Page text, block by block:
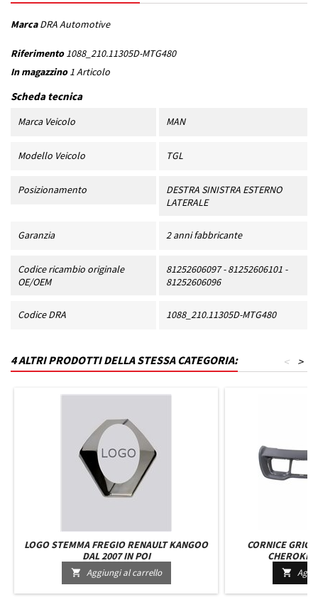
Marca DRA Automotive
Riferimento 1088_210.11305D-MTG480
In magazzino 1 Articolo
Scheda tecnica
Marca Veicolo MAN
Modello Veicolo TGL
Posizionamento
DESTRA SINISTRA ESTERNO
LATERALE
Garanzia 2 anni fabbricante
Codice ricambio originale
OE/OEM
81252606097 - 81252606101 -
81252606096
Codice DRA 1088_210.11305D-MTG480
4 ALTRI PRODOTTI DELLA STESSA CATEGORIA: >
<
LOGO STEMMA FREGIO RENAULT KANGOO
DAL 2007 IN POI
 Aggiungi al carrello
CORNICE
